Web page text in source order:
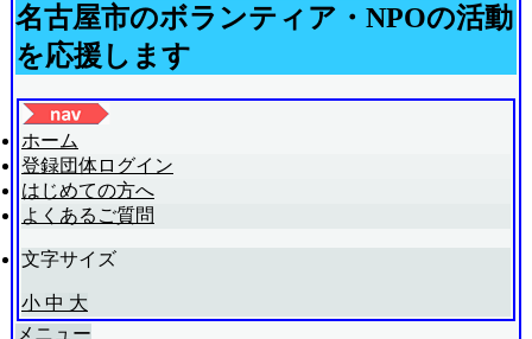
名古屋市のボランティア・NPOの活動
を応援します
ホーム
登録団体ログイン
はじめての方へ
よくあるご質問
文字サイズ
小 中 大
メニュー